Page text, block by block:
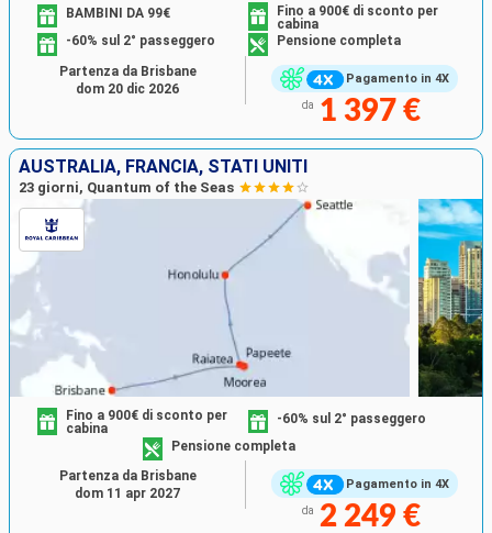
Pagamento in 4X
BAMBINI DA 99€
Fino a 900€ di sconto per
cabina
-60% sul 2° passeggero
Pensione completa
da 1 397 €
Partenza da Brisbane
dom 20 dic 2026
AUSTRALIA, FRANCIA, STATI UNITI
23 giorni, Quantum of the Seas
Pagamento in 4X
Fino a 900€ di sconto per
cabina
-60% sul 2° passeggero
Pensione completa
da 2 249 €
Partenza da Brisbane
dom 11 apr 2027